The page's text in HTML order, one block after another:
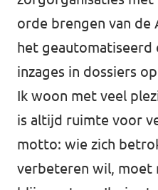
orde brengen van de
het geautomatiseerd
inzages in dossiers
Ik woon met veel
is altijd ruimte voor
motto: wie zich
verbeteren wil, moet